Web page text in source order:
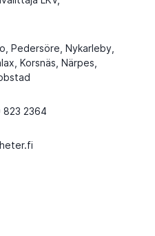
Pedersöre, Nykarleby,
Korsnäs, Närpes,
2364